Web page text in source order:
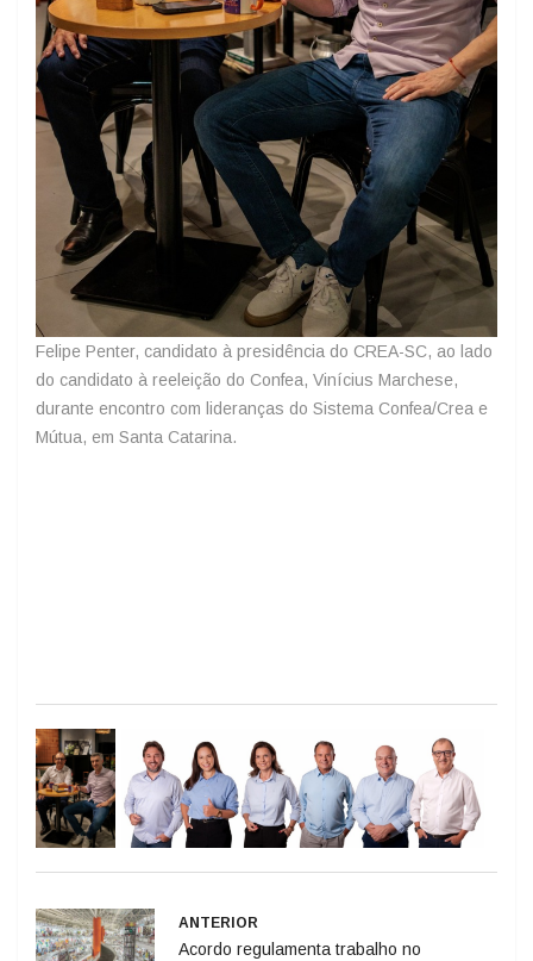
Felipe Penter, candidato à presidência do CREA-SC, ao lado
do candidato à reeleição do Confea, Vinícius Marchese,
durante encontro com lideranças do Sistema Confea/Crea e
Mútua, em Santa Catarina.
ANTERIOR
Acordo regulamenta trabalho no